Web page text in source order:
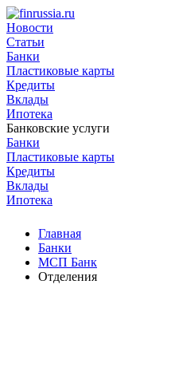
Новости
Статьи
Банки
Пластиковые карты
Кредиты
Вклады
Ипотека
Банковские услуги
Банки
Пластиковые карты
Кредиты
Вклады
Ипотека
Главная
Банки
МСП Банк
Отделения